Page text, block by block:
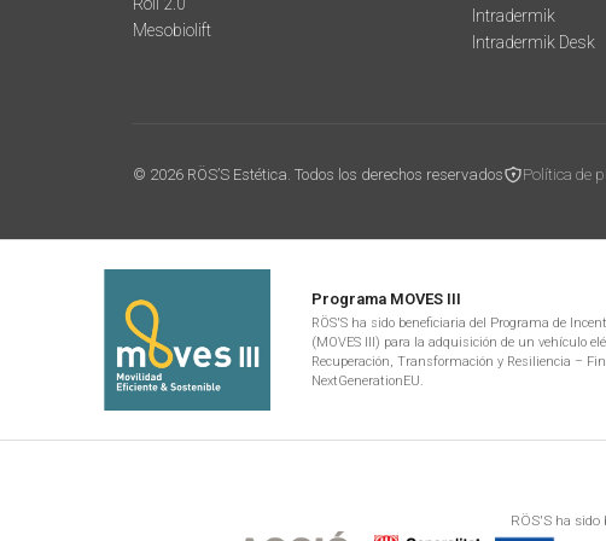
Mesobiolift
Intradermik
Intradermik Desk
© 2026 RÖS’S Estética. Todos los derechos reservados Política de
Programa MOVES III
RÖS'S ha sido beneficiaria del Programa de
(MOVES III) para la adquisición de un vehículo
Recuperación, Transformación y Resiliencia –
NextGenerationEU.
RÖS'S ha sido